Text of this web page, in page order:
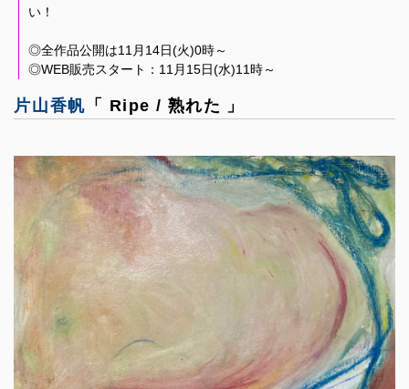
い！
◎全作品公開は11月14日(火)0時～
◎WEB販売スタート：11月15日(水)11時～
片山香帆 「 Ripe / 熟れた 」